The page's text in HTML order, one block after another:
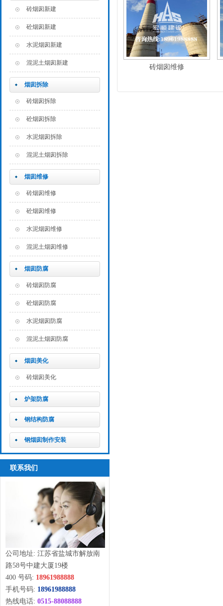
砖烟囱新建
砼烟囱新建
水泥烟囱新建
混泥土烟囱新建
烟囱拆除
砖烟囱拆除
砼烟囱拆除
水泥烟囱拆除
混泥土烟囱拆除
烟囱维修
砖烟囱维修
砼烟囱维修
水泥烟囱维修
混泥土烟囱维修
烟囱防腐
砖烟囱防腐
砼烟囱防腐
水泥烟囱防腐
混泥土烟囱防腐
烟囱美化
砖烟囱美化
炉架防腐
钢结构防腐
钢烟囱制作安装
联系我们
公司地址: 江苏省盐城市解放南
路58号中建大厦19楼
400 号码: 18961988888
手机号码: 18961988888
热线电话: 0515-88088888
砖烟囱维修